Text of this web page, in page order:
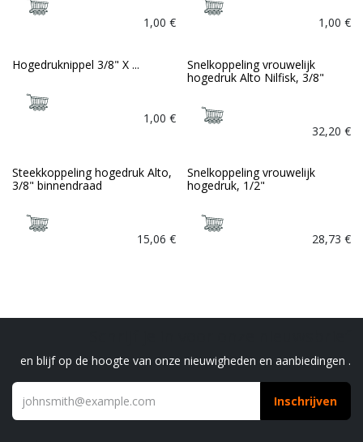
1,00 € 1,00 €
Hogedruknippel 3/8" X ...
1,00 €
Snelkoppeling vrouwelijk
hogedruk Alto Nilfisk, 3/8"
32,20 €
Steekkoppeling hogedruk Alto,
3/8" binnendraad
15,06 €
Snelkoppeling vrouwelijk
hogedruk, 1/2"
28,73 €
en blijf op de hoogte van onze nieuwigheden en aanbiedingen .
Inschrijven